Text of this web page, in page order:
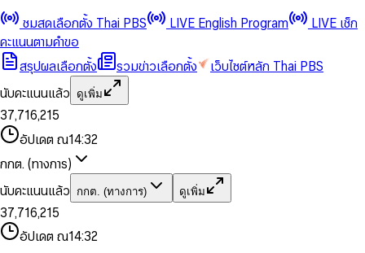
ชมสดเลือกตั้ง Thai PBS LIVE English Program
LIVE เช็ก
คะแนนตามคำขอ
สรุปผลเลือกตั้ง
รวมข่าวเลือกตั้ง
เว็บไซต์หลัก Thai PBS
นับคะแนนแล้ว
ดูเพิ่ม
0
1
2
3
4
5
6
8
9
0
1
2
3
4
5
6
7
8
9
,
0
1
2
4
6
7
8
9
0
1
2
3
4
5
6
7
8
9
0
1
3
5
6
7
8
9
,
1
2
4
5
7
8
9
0
1
3
4
6
7
8
9
0
2
3
4
5
7
8
อัปเดต ณ14:32
กกต. (ทางการ)
นับคะแนนแล้ว
กกต. (ทางการ) ดูเพิ่ม
0
1
2
3
4
5
0
1
2
4
5
6
7
8
9
,
0
1
2
4
6
7
8
9
0
1
2
3
0
1
3
5
6
7
8
,
1
2
4
0
1
3
0
2
3
4
5
7
อัปเดต ณ14:32